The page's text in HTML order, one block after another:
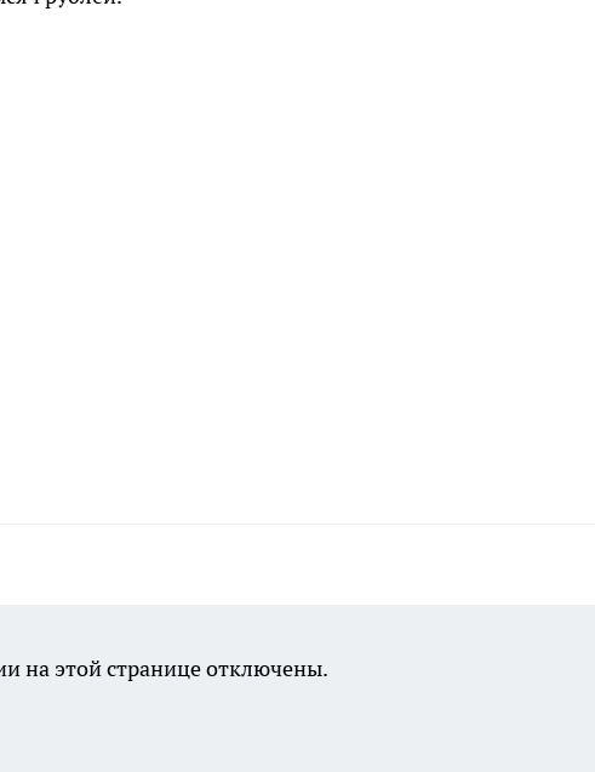
на этой странице отключены.